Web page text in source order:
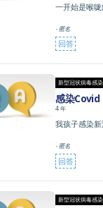
一开始是喉
- 匿名
回答
新型冠状病毒感染
感染Covid
4 年
我孩子感染
- 匿名
回答
新型冠状病毒感染